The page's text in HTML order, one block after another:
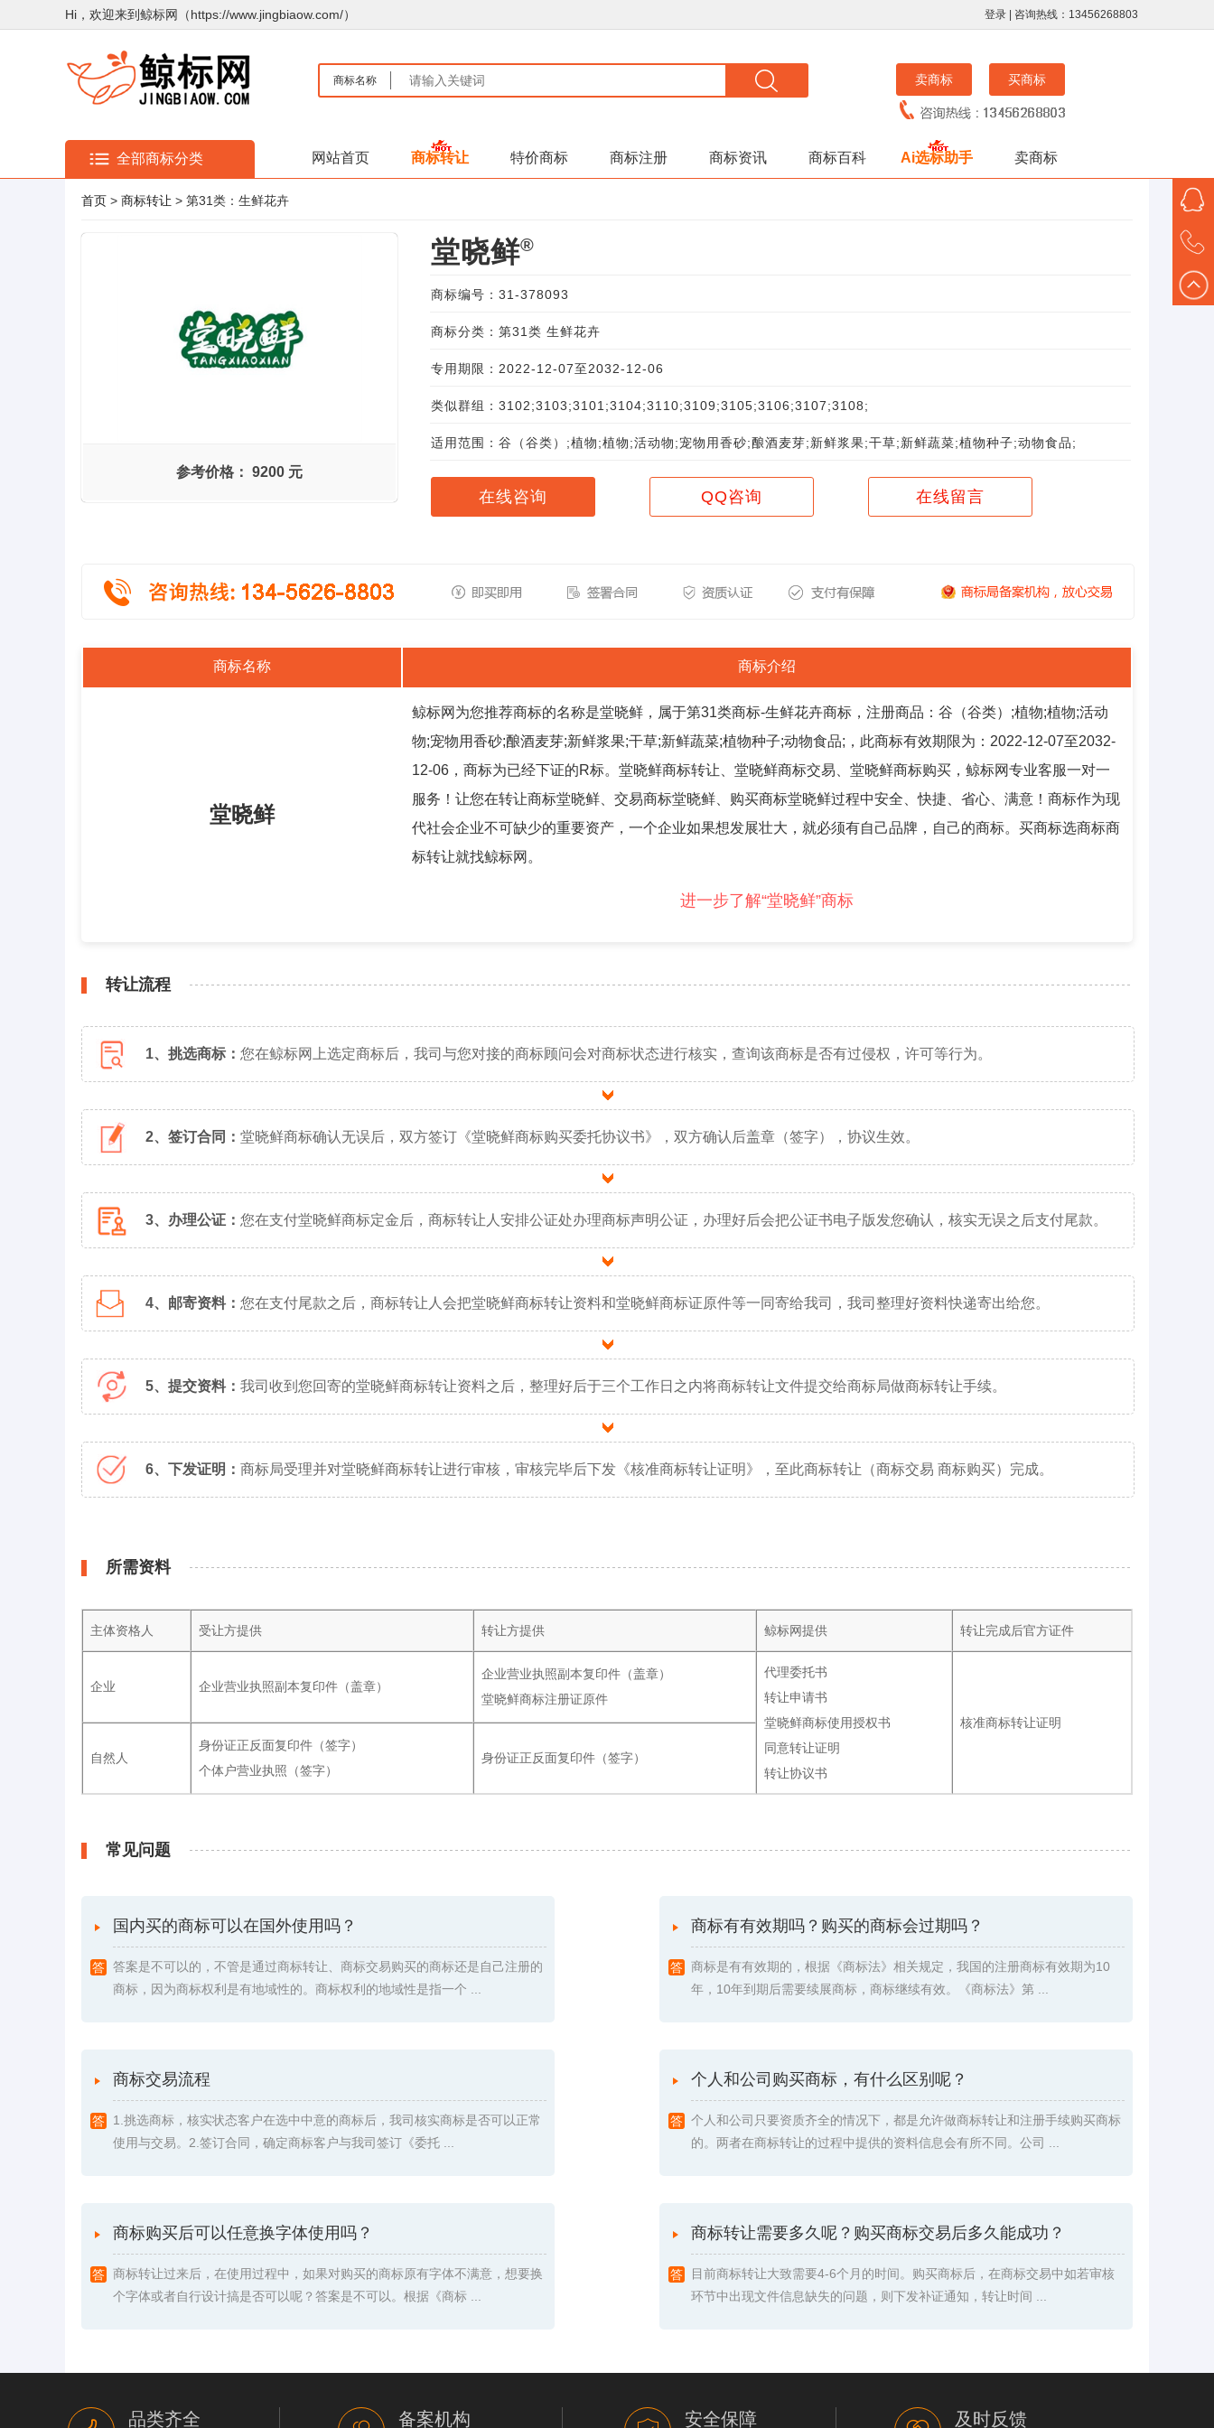
Hi，欢迎来到鲸标网（https://www.jingbiaow.com/） 登录 | 咨询热线：13456268803
商标名称 卖商标 买商标
全部商标分类 网站首页 商标转让 特价商标 商标注册 商标资讯 商标百科 Ai选标助手 卖商标
首页 > 商标转让 > 第31类：生鲜花卉
参考价格： 9200 元
堂晓鲜®
商标编号：31-378093
商标分类：第31类 生鲜花卉
专用期限：2022-12-07至2032-12-06
类似群组：3102;3103;3101;3104;3110;3109;3105;3106;3107;3108;
适用范围：谷（谷类）;植物;植物;活动物;宠物用香砂;酿酒麦芽;新鲜浆果;干草;新鲜蔬菜;植物种子;动物食品;
在线咨询 QQ咨询 在线留言
商标名称 商标介绍
堂晓鲜
鲸标网为您推荐商标的名称是堂晓鲜，属于第31类商标-生鲜花卉商标，注册商品：谷（谷类）;植物;植物;活动
物;宠物用香砂;酿酒麦芽;新鲜浆果;干草;新鲜蔬菜;植物种子;动物食品;，此商标有效期限为：2022-12-07至2032-
12-06，商标为已经下证的R标。堂晓鲜商标转让、堂晓鲜商标交易、堂晓鲜商标购买，鲸标网专业客服一对一
服务！让您在转让商标堂晓鲜、交易商标堂晓鲜、购买商标堂晓鲜过程中安全、快捷、省心、满意！商标作为现
代社会企业不可缺少的重要资产，一个企业如果想发展壮大，就必须有自己品牌，自己的商标。买商标选商标商
标转让就找鲸标网。
进一步了解“堂晓鲜”商标
转让流程
1、挑选商标： 您在鲸标网上选定商标后，我司与您对接的商标顾问会对商标状态进行核实，查询该商标是否有过侵权，许可等行为。
2、签订合同： 堂晓鲜商标确认无误后，双方签订《堂晓鲜商标购买委托协议书》，双方确认后盖章（签字），协议生效。
3、办理公证： 您在支付堂晓鲜商标定金后，商标转让人安排公证处办理商标声明公证，办理好后会把公证书电子版发您确认，核实无误之后支付尾款。
4、邮寄资料： 您在支付尾款之后，商标转让人会把堂晓鲜商标转让资料和堂晓鲜商标证原件等一同寄给我司，我司整理好资料快递寄出给您。
5、提交资料： 我司收到您回寄的堂晓鲜商标转让资料之后，整理好后于三个工作日之内将商标转让文件提交给商标局做商标转让手续。
6、下发证明： 商标局受理并对堂晓鲜商标转让进行审核，审核完毕后下发《核准商标转让证明》，至此商标转让（商标交易 商标购买）完成。
所需资料
主体资格人 受让方提供 转让方提供 鲸标网提供 转让完成后官方证件
企业 企业营业执照副本复印件（盖章）
企业营业执照副本复印件（盖章）
堂晓鲜商标注册证原件
代理委托书
转让申请书
堂晓鲜商标使用授权书
同意转让证明
转让协议书
核准商标转让证明
自然人
身份证正反面复印件（签字）
个体户营业执照（签字）
身份证正反面复印件（签字）
常见问题
国内买的商标可以在国外使用吗？
答案是不可以的，不管是通过商标转让、商标交易购买的商标还是自己注册的
商标，因为商标权利是有地域性的。商标权利的地域性是指一个 ...
商标有有效期吗？购买的商标会过期吗？
商标是有有效期的，根据《商标法》相关规定，我国的注册商标有效期为10
年，10年到期后需要续展商标，商标继续有效。《商标法》第 ...
商标交易流程
1.挑选商标，核实状态客户在选中中意的商标后，我司核实商标是否可以正常
使用与交易。2.签订合同，确定商标客户与我司签订《委托 ...
个人和公司购买商标，有什么区别呢？
个人和公司只要资质齐全的情况下，都是允许做商标转让和注册手续购买商标
的。两者在商标转让的过程中提供的资料信息会有所不同。公司 ...
商标购买后可以任意换字体使用吗？
商标转让过来后，在使用过程中，如果对购买的商标原有字体不满意，想要换
个字体或者自行设计搞是否可以呢？答案是不可以。根据《商标 ...
商标转让需要多久呢？购买商标交易后多久能成功？
目前商标转让大致需要4-6个月的时间。购买商标后，在商标交易中如若审核
环节中出现文件信息缺失的问题，则下发补证通知，转让时间 ...
品类齐全 备案机构 安全保障 及时反馈